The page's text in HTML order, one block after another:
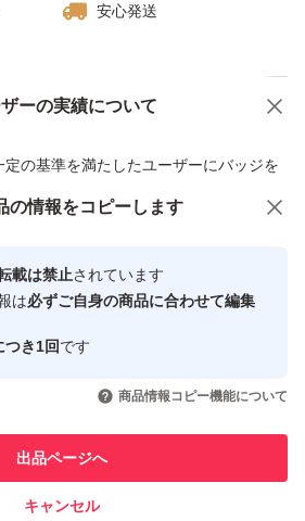
けますようよろしくお願いします
がバラバラの商品である事はご了
お使いいただけます☆
ガーリック 農家 スタミナ 滋養強
の制限がございますので、3cm以
ニクとなりますのでご了承ください
安心発送
ーの実績について
の基準を満たしたユーザーにバッジを
心・安全なユーザーです
引を完了させた実績があります
での取引実績があります
商品への質問
の情報をコピーします
載は禁止されています
は必ずご自身の商品に合わせて編集
つき1回です
商品情報コピー機能について
出品ページへ
キャンセル
にオススメ